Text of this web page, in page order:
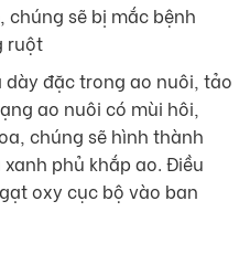
sẽ bị mắc bệnh
ruột
đặc trong ao nuôi, tảo
ao nuôi có mùi hôi,
chúng sẽ hình thành
phủ khắp ao. Điều
oxy cục bộ vào ban